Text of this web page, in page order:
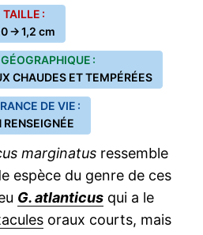
TAILLE :
→ 1,2 cm
:
CHAUDES ET TEMPÉRÉES
DE VIE :
RENSEIGNÉE
marginatusressemble
espèce du genre de ces
G. atlanticusqui a le
oraux courts, mais